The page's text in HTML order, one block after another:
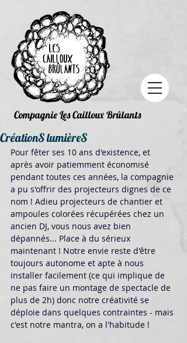
Compagnie Les Cailloux Brûlants
CréationS lumièreS
Pour fêter ses 10 ans d'existence, et
après avoir patiemment économisé
pendant toutes ces années, la compagnie
a pu s'offrir des projecteurs dignes de ce
nom ! Adieu projecteurs de chantier et
ampoules colorées récupérées chez un
ancien DJ, vous nous avez bien
dépannés... Place à du sérieux
maintenant ! Notre envie reste d'être
toujours autonome et apte à nous
installer facilement (ce qui implique de
ne pas faire un montage de spectacle de
plus de 2h) donc notre créativité se
déploie dans quelques contraintes - mais
c'est notre mantra, on a l'habitude !